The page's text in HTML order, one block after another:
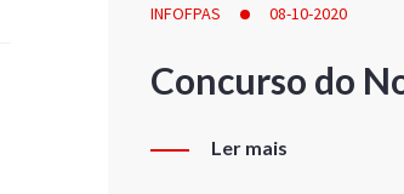
INFOFPAS 08-10-2020
Concurso do
Ler mais